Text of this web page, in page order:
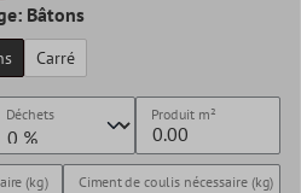
Bâtons
Carré
Déchets Produit m²
(kg) Ciment de coulis nécessaire (kg)